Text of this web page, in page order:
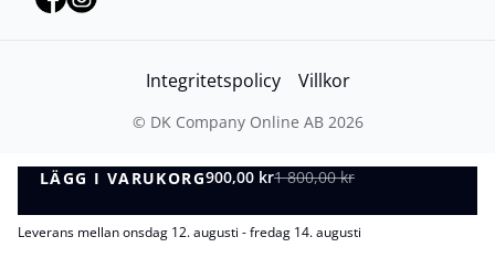
LÄGG I VARUKORG900,00 kr1 800,00 kr
LÄGG I VARUKORG
Leverans mellan onsdag 12. augusti - fredag 14. augusti
Integritetspolicy Villkor
© DK Company Online AB 2026